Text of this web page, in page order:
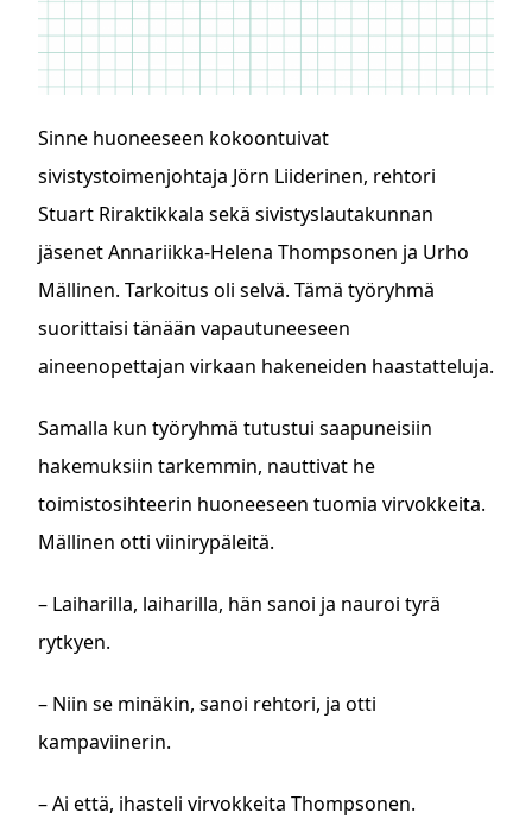
Sinne huoneeseen kokoontuivat
sivistystoimenjohtaja Jörn Liiderinen, rehtori
Stuart Riraktikkala sekä sivistyslautakunnan
jäsenet Annariikka-Helena Thompsonen ja Urho
Mällinen. Tarkoitus oli selvä. Tämä työryhmä
suorittaisi tänään vapautuneeseen
aineenopettajan virkaan hakeneiden haastatteluja.
Samalla kun työryhmä tutustui saapuneisiin
hakemuksiin tarkemmin, nauttivat he
toimistosihteerin huoneeseen tuomia virvokkeita.
Mällinen otti viinirypäleitä.
– Laiharilla, laiharilla, hän sanoi ja nauroi tyrä
rytkyen.
– Niin se minäkin, sanoi rehtori, ja otti
kampaviinerin.
– Ai että, ihasteli virvokkeita Thompsonen.